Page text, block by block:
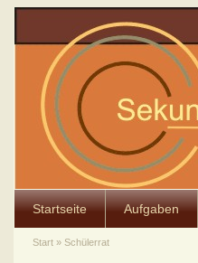
Startseite Aufgaben
Start» Schülerrat